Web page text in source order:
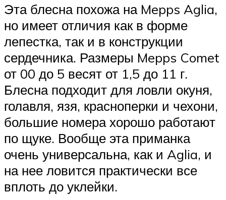
Эта блесна похожа на Mepps Aglia,
но имеет отличия как в форме
лепестка, так и в конструкции
сердечника. Размеры Mepps Comet
от 00 до 5 весят от 1,5 до 11 г.
Блесна подходит для ловли окуня,
голавля, язя, красноперки и чехони,
большие номера хорошо работают
по щуке. Вообще эта приманка
очень универсальна, как и Aglia, и
на нее ловится практически все
вплоть до уклейки.